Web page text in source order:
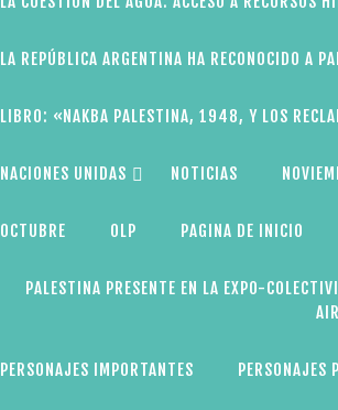
LA REPÚBLICA ARGENTINA HA RECONOCIDO A
LIBRO: «NAKBA PALESTINA, 1948, Y LOS
NACIONES UNIDAS NOTICIAS
OCTUBRE OLP PAGINA DE INICIO
PALESTINA PRESENTE EN LA EXPO-
PERSONAJES IMPORTANTES PERSONAJES